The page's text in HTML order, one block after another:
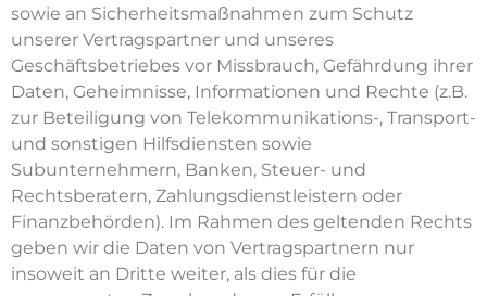
sowie an Sicherheitsmaßnahmen zum Schutz
unserer Vertragspartner und unseres
Geschäftsbetriebes vor Missbrauch, Gefährdung ihrer
Daten, Geheimnisse, Informationen und Rechte (z.B.
zur Beteiligung von Telekommunikations-, Transport-
und sonstigen Hilfsdiensten sowie
Subunternehmern, Banken, Steuer- und
Rechtsberatern, Zahlungsdienstleistern oder
Finanzbehörden). Im Rahmen des geltenden Rechts
geben wir die Daten von Vertragspartnern nur
insoweit an Dritte weiter, als dies für die